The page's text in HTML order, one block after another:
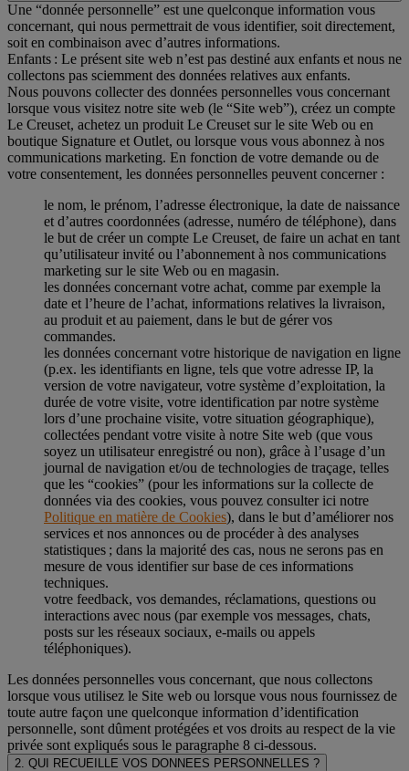
Une “donnée personnelle” est une quelconque information vous
concernant, qui nous permettrait de vous identifier, soit directement,
soit en combinaison avec d’autres informations.
Enfants : Le présent site web n’est pas destiné aux enfants et nous ne
collectons pas sciemment des données relatives aux enfants.
Nous pouvons collecter des données personnelles vous concernant
lorsque vous visitez notre site web (le “Site web”), créez un compte
Le Creuset, achetez un produit Le Creuset sur le site Web ou en
boutique Signature et Outlet, ou lorsque vous vous abonnez à nos
communications marketing. En fonction de votre demande ou de
votre consentement, les données personnelles peuvent concerner :
le nom, le prénom, l’adresse électronique, la date de naissance
et d’autres coordonnées (adresse, numéro de téléphone), dans
le but de créer un compte Le Creuset, de faire un achat en tant
qu’utilisateur invité ou l’abonnement à nos communications
marketing sur le site Web ou en magasin.
les données concernant votre achat, comme par exemple la
date et l’heure de l’achat, informations relatives la livraison,
au produit et au paiement, dans le but de gérer vos
commandes.
les données concernant votre historique de navigation en ligne
(p.ex. les identifiants en ligne, tels que votre adresse IP, la
version de votre navigateur, votre système d’exploitation, la
durée de votre visite, votre identification par notre système
lors d’une prochaine visite, votre situation géographique),
collectées pendant votre visite à notre Site web (que vous
soyez un utilisateur enregistré ou non), grâce à l’usage d’un
journal de navigation et/ou de technologies de traçage, telles
que les “cookies” (pour les informations sur la collecte de
données via des cookies, vous pouvez consulter ici notre
Politique en matière de Cookies), dans le but d’améliorer nos
services et nos annonces ou de procéder à des analyses
statistiques ; dans la majorité des cas, nous ne serons pas en
mesure de vous identifier sur base de ces informations
techniques.
votre feedback, vos demandes, réclamations, questions ou
interactions avec nous (par exemple vos messages, chats,
posts sur les réseaux sociaux, e-mails ou appels
téléphoniques).
Les données personnelles vous concernant, que nous collectons
lorsque vous utilisez le Site web ou lorsque vous nous fournissez de
toute autre façon une quelconque information d’identification
personnelle, sont dûment protégées et vos droits au respect de la vie
privée sont expliqués sous le paragraphe 8 ci-dessous.
2. QUI RECUEILLE VOS DONNEES PERSONNELLES ?